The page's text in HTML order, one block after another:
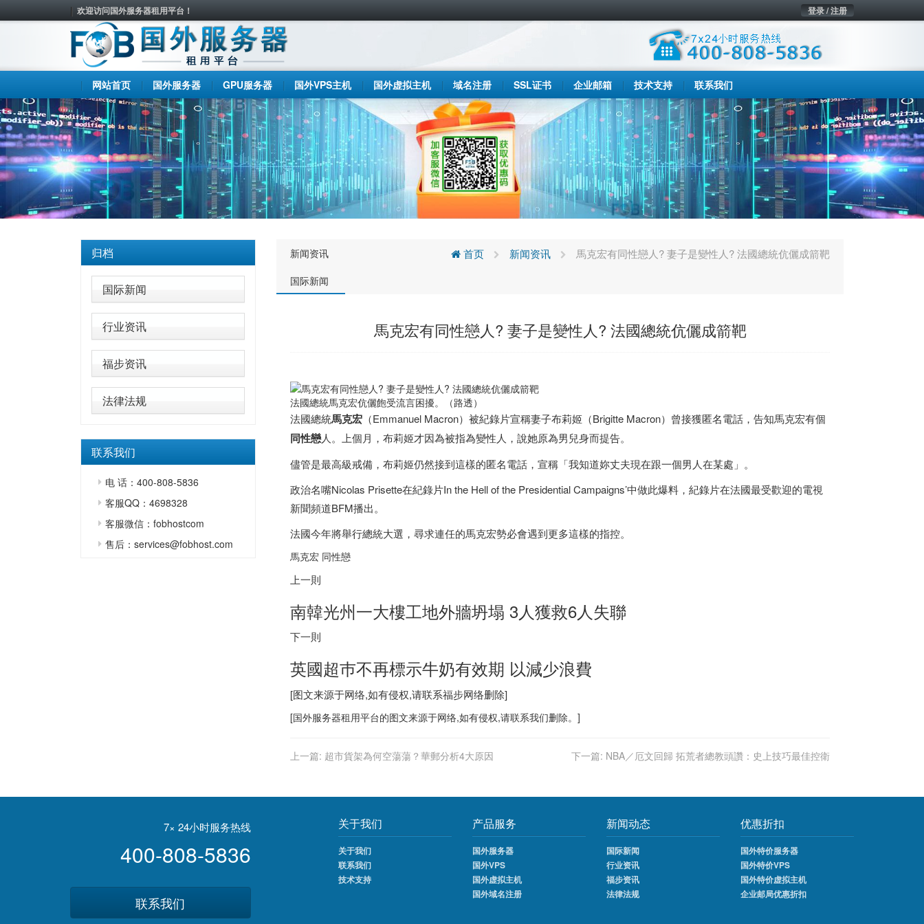
欢迎访问国外服务器租用平台！ 登录 / 注册
网站首页 国外服务器 GPU服务器 国外VPS主机 国外虚拟主机 域名注册 SSL证书 企业邮箱 技术支持 联系我们
归档
国际新闻
行业资讯
福步资讯
法律法规
联系我们
电 话：400-808-5836
客服QQ：4698328
客服微信：fobhostcom
售后：services@fobhost.com
新闻资讯
国际新闻
首页 新闻资讯 馬克宏有同性戀人? 妻子是變性人? 法國總統伉儷成箭靶
馬克宏有同性戀人? 妻子是變性人? 法國總統伉儷成箭靶
法國總統馬克宏伉儷飽受流言困擾。（路透）
法國總統馬克宏 （Emmanuel Macron）被紀錄片宣稱妻子布莉姬（Brigitte Macron）曾接獲匿名電話，告知馬克宏有個
同性戀人。上個月，布莉姬才因為被指為變性人，說她原為男兒身而提告。
儘管是最高級戒備，布莉姬仍然接到這樣的匿名電話，宣稱「我知道妳丈夫現在跟一個男人在某處」。
政治名嘴Nicolas Prisette在紀錄片In the Hell of the Presidential Campaigns’中做此爆料，紀錄片在法國最受歡迎的電視
新聞頻道BFM播出。
法國今年將舉行總統大選，尋求連任的馬克宏勢必會遇到更多這樣的指控。
馬克宏 同性戀
上一則
南韓光州一大樓工地外牆坍塌 3人獲救6人失聯
下一則
英國超巿不再標示牛奶有效期 以減少浪費
[图文来源于网络,如有侵权,请联系福步网络删除]
[国外服务器租用平台的图文来源于网络,如有侵权,请联系我们删除。]
上一篇: 超市貨架為何空蕩蕩？華郵分析4大原因 下一篇: NBA／厄文回歸 拓荒者總教頭讚：史上技巧最佳控衛
7× 24小时服务热线
400-808-5836
联系我们
关于我们
关于我们
联系我们
技术支持
产品服务
国外服务器
国外VPS
国外虚拟主机
国外域名注册
新闻动态
国际新闻
行业资讯
福步资讯
法律法规
优惠折扣
国外特价服务器
国外特价VPS
国外特价虚拟主机
企业邮局优惠折扣